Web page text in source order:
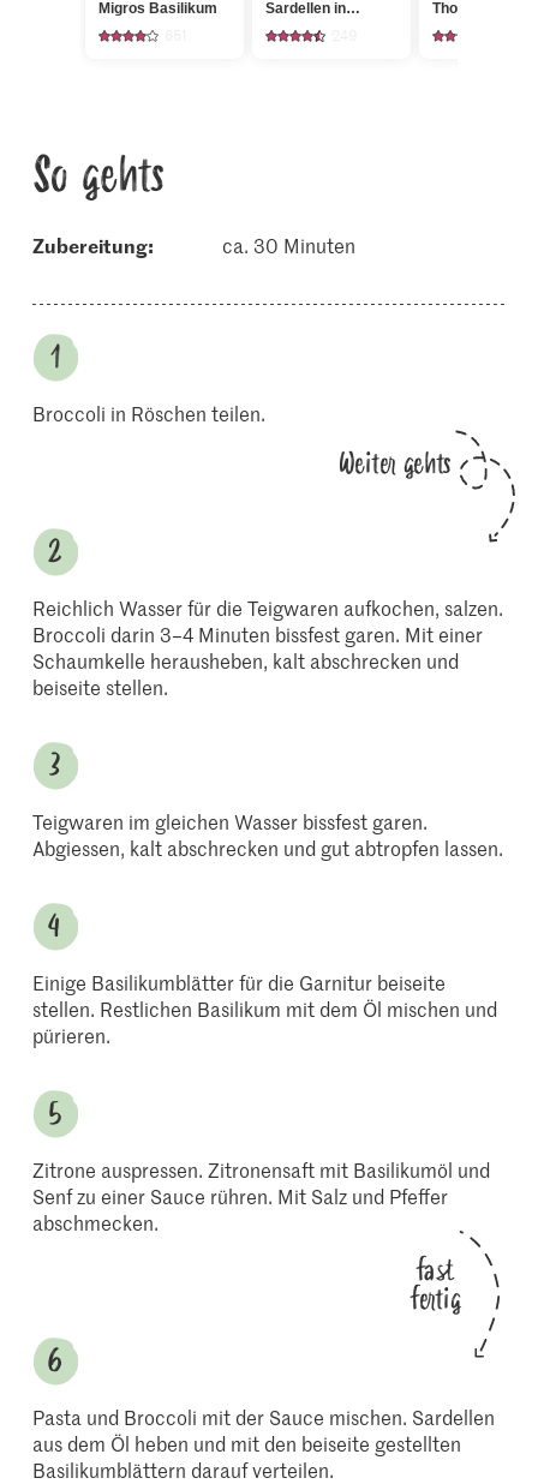
Migros Basilikum
Sardellen in
Olivenöl
Thomy Senf
So gehts
Zubereitung: ca. 30 Minuten
Broccoli in Röschen teilen.
Weiter gehts
Reichlich Wasser für die Teigwaren aufkochen, salzen.
Broccoli darin 3–4 Minuten bissfest garen. Mit einer
Schaumkelle herausheben, kalt abschrecken und
beiseite stellen.
Teigwaren im gleichen Wasser bissfest garen.
Abgiessen, kalt abschrecken und gut abtropfen lassen.
Einige Basilikumblätter für die Garnitur beiseite
stellen. Restlichen Basilikum mit dem Öl mischen und
pürieren.
Zitrone auspressen. Zitronensaft mit Basilikumöl und
Senf zu einer Sauce rühren. Mit Salz und Pfeffer
abschmecken.
fast
fertig
Pasta und Broccoli mit der Sauce mischen. Sardellen
aus dem Öl heben und mit den beiseite gestellten
Basilikumblättern darauf verteilen.